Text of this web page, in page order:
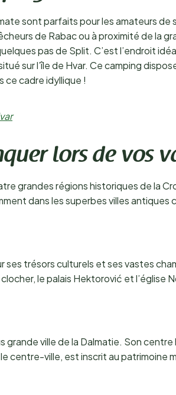
sont parfaits pour les amateurs
de Rabac ou à proximité de la
pas de Split. C’est l’endroit
sur l’île de Hvar. Ce camping
ce cadre idyllique !
lors de vos
grandes régions historiques de la
dans les superbes villes antiques
ses trésors culturels et ses vastes
le palais Hektorović et l’église
grande ville de la Dalmatie. Son
centre-ville, est inscrit au patrimoine